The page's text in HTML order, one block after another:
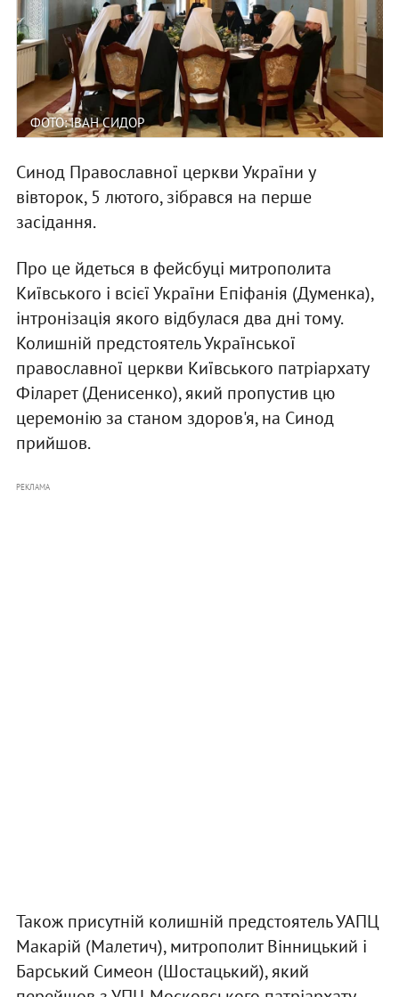
ФОТО: ІВАН СИДОР
Синод Православної церкви України у
вівторок, 5 лютого, зібрався на перше
засідання.
Про це йдеться в фейсбуці митрополита
Київського і всієї України Епіфанія (Думенка),
інтронізація якого відбулася два дні тому.
Колишній предстоятель Української
православної церкви Київського патріархату
Філарет (Денисенко), який пропустив цю
церемонію за станом здоров'я, на Синод
прийшов.
РЕКЛАМА
Також присутній колишній предстоятель УАПЦ
Макарій (Малетич), митрополит Вінницький і
Барський Симеон (Шостацький), який